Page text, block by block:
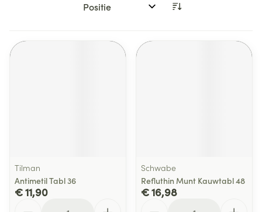
Sorteer op:
Tilman
Antimetil Tabl 36
€ 11,90
Schwabe
Refluthin Munt Kauwtabl 48
€ 16,98